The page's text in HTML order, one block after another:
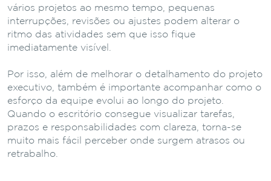
vários projetos ao mesmo tempo, pequenas
interrupções, revisões ou ajustes podem alterar o
ritmo das atividades sem que isso fique
imediatamente visível.
Por isso, além de melhorar o detalhamento do projeto
executivo, também é importante acompanhar como o
esforço da equipe evolui ao longo do projeto.
Quando o escritório consegue visualizar tarefas,
prazos e responsabilidades com clareza, torna-se
muito mais fácil perceber onde surgem atrasos ou
retrabalho.